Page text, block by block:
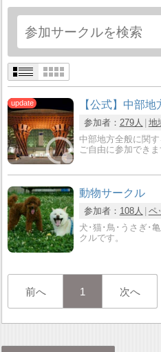
【公式】中部
参加者： 279人 地
中部地方全般に関
ご自由に参加できま
動物サークル
参加者： 108人 ペ
犬･猫･鳥･うさぎ･
クルです。
前へ 1 次へ